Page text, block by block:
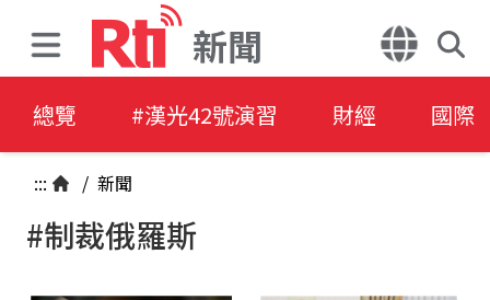
新聞
總覽 #漢光42號演習 財經 國際
::: / 新聞
#制裁俄羅斯